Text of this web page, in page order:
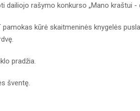
dailiojo rašymo konkurso „Mano kraštui -
kūrė skaitmeninės knygelės
pradžia.
šventę.